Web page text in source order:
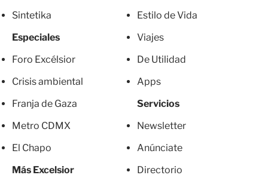
Sintetika
Especiales
Foro Excélsior
Crisis ambiental
Franja de Gaza
Metro CDMX
El Chapo
Más Excelsior
Estilo de Vida
Viajes
De Utilidad
Apps
Servicios
Newsletter
Anúnciate
Directorio